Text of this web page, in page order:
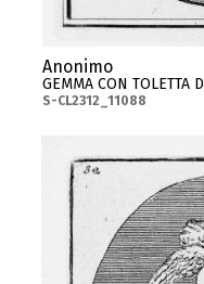
Anonimo
GEMMA CON TOLETTA
S-CL2312_11088